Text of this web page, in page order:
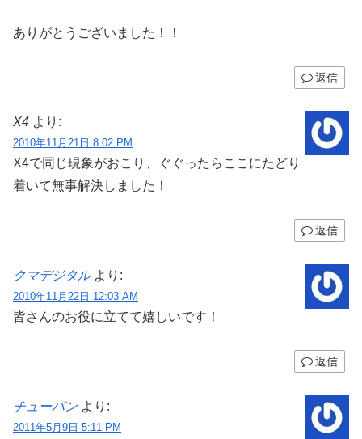
ありがとうございました！！
返信
X4 より:
2010年11月21日 8:02 PM
X4で同じ現象がおこり、ぐぐったらここにたどり
着いて無事解決しました！
返信
クマデジタル より:
2010年11月22日 12:03 AM
皆さんのお役に立てて嬉しいです！
返信
チューパン より:
2011年5月9日 5:11 PM